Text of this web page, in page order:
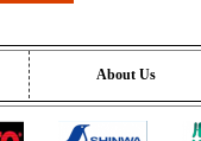
About Us